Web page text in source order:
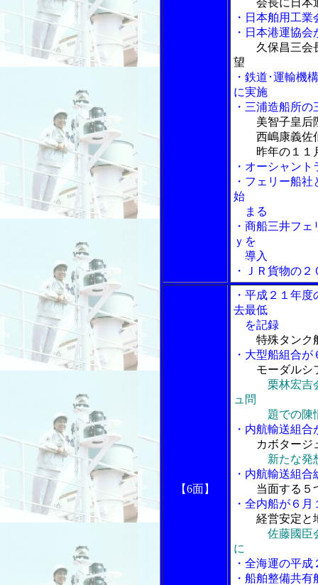
会長に日本
・日本舶用工
・日本港運協
久保昌三会
望
・鉄道･運輸機
に実施
・三浦造船所
美智子皇后
西嶋康義佐伯
昨年の１１月
・オーシャン
・フェリー船
始
まる
・商船三井フ
ｙを
導入
・ＪＲ貨物の
【6面】
・平成２１年
去最低
を記録
特殊タンク
・大型船組合
モーダルシ
栗林宏吉
ュ問
題での陳情
・内航輸送組
カボタージ
新たな発
・内航輸送組
当面する５
・全内船が６
経営安定と
佐藤國臣
に
・全海運の平
・船舶整備共